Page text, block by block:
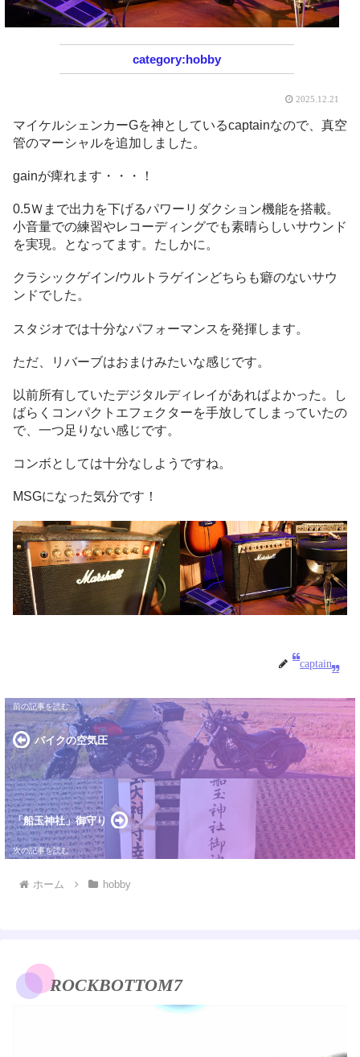
hobby
2025.12.21
マイケルシェンカーGを神としているcaptainなので、真空
管のマーシャルを追加しました。
gainが痺れます・・・！
0.5Ｗまで出力を下げるパワーリダクション機能を搭載。
小音量での練習やレコーディングでも素晴らしいサウンド
を実現。となってます。たしかに。
クラシックゲイン/ウルトラゲインどちらも癖のないサウ
ンドでした。
スタジオでは十分なパフォーマンスを発揮します。
ただ、リバーブはおまけみたいな感じです。
以前所有していたデジタルディレイがあればよかった。し
ばらくコンパクトエフェクターを手放してしまっていたの
で、一つ足りない感じです。
コンボとしては十分なしようですね。
MSGになった気分です！
captain
バイクの空気圧
「船玉神社」御守り
ホーム hobby
ROCKBOTTOM7